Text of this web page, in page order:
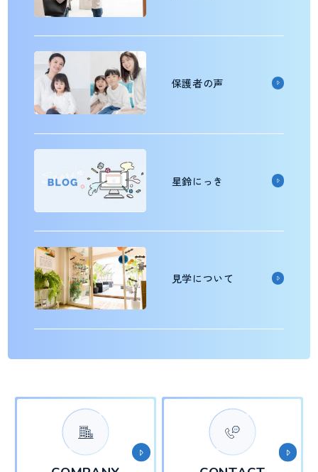
保護者の声
星鈴にっき
見学について